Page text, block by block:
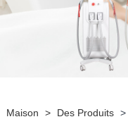
Maison > Des Produits >